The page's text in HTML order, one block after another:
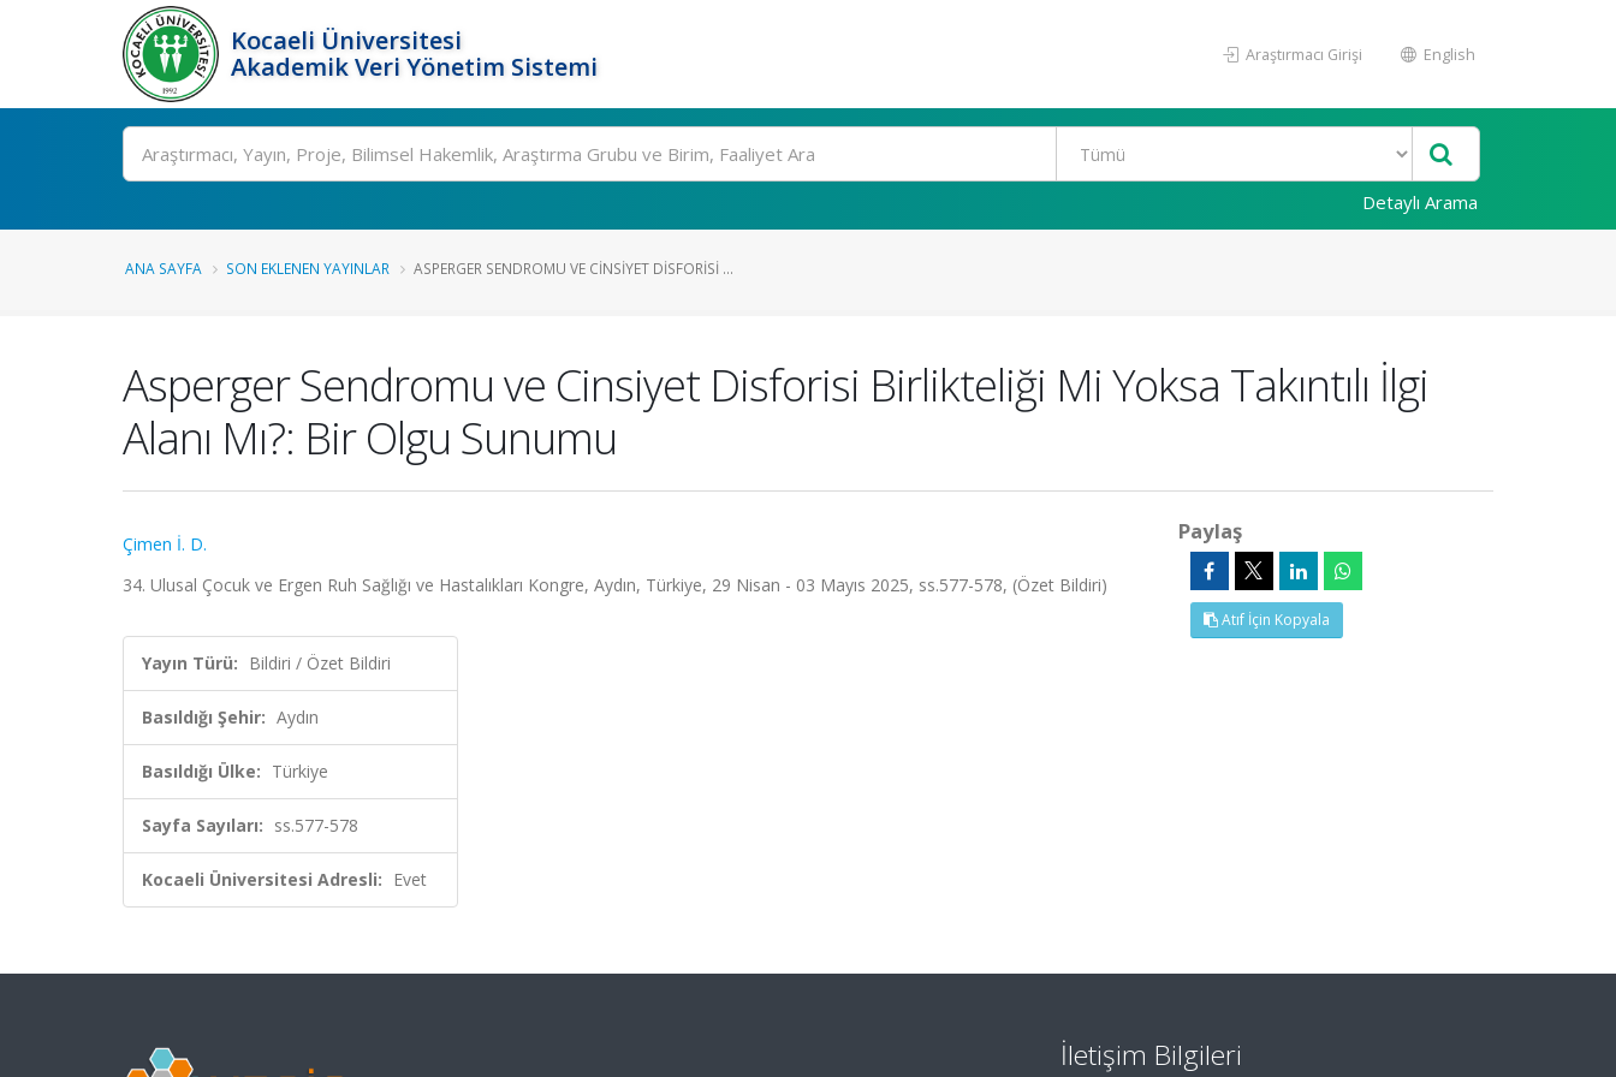
Kocaeli Üniversitesi
Akademik Veri Yönetim Sistemi
Araştırmacı Girişi English
Ara
Detaylı Arama
ANA SAYFA SON EKLENEN YAYINLAR ASPERGER SENDROMU VE CINSIYET DISFORISI ...
Asperger Sendromu ve Cinsiyet Disforisi Birlikteliği Mi Yoksa Takıntılı İlgi
Alanı Mı?: Bir Olgu Sunumu
Çimen İ. D.
34. Ulusal Çocuk ve Ergen Ruh Sağlığı ve Hastalıkları Kongre, Aydın, Türkiye, 29 Nisan - 03 Mayıs 2025, ss.577-578, (Özet Bildiri)
Yayın Türü: Bildiri / Özet Bildiri
Basıldığı Şehir: Aydın
Basıldığı Ülke: Türkiye
Sayfa Sayıları: ss.577-578
Kocaeli Üniversitesi Adresli: Evet
Paylaş
Atıf İçin Kopyala
İletişim Bilgileri